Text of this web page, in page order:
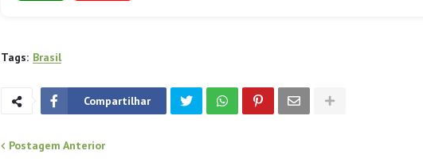
Tags: Brasil
Compartilhar
Postagem Anterior